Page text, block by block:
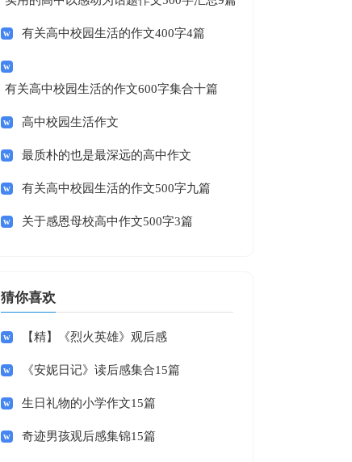
有关高中校园生活的作文400字4篇
有关高中校园生活的作文600字集合十篇
高中校园生活作文
最质朴的也是最深远的高中作文
有关高中校园生活的作文500字九篇
关于感恩母校高中作文500字3篇
猜你喜欢
【精】《烈火英雄》观后感
《安妮日记》读后感集合15篇
生日礼物的小学作文15篇
奇迹男孩观后感集锦15篇